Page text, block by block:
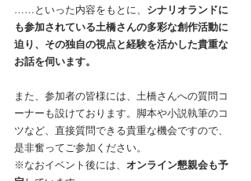
……といった内容をもとに、 シナリオランドに
も参加されている土橋さんの多彩な創作活動に
迫り、その独自の視点と経験を活かした貴重な
お話を伺います。
また、参加者の皆様には、土橋さんへの質問コ
ーナーも設けております。脚本や小説執筆のコ
ツなど、直接質問できる貴重な機会ですので、
是非奮ってご参加ください。
※なおイベント後には、 オンライン懇親会も予